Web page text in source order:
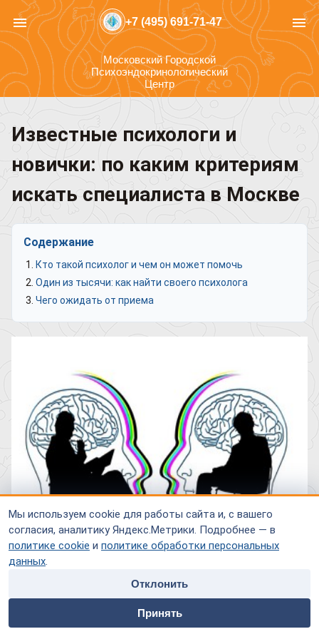
Мы используем cookie для работы сайта и, с вашего
согласия, аналитику Яндекс.Метрики. Подробнее — в
политике cookie и политике обработки персональных
данных.
Отклонить
Принять
home people
Специалисты
payment contacts
menu +7 (495) 691-71-47 menu
Московский Городской
Психоэндокринологический
Центр
Известные психологи и
новички: по каким критериям
искать специалиста в Москве
Содержание
Кто такой психолог и чем он может помочь
Один из тысячи: как найти своего психолога
Чего ожидать от приема
счастью, в последнее время эта простая истина от избитых
фраз переходит в разряд руководства к действию. Еще